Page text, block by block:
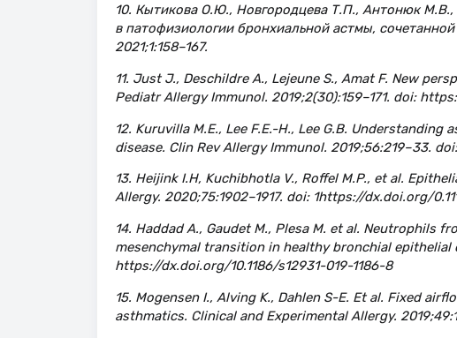
10. Кытикова О.Ю., Новгородцева Т.П., Антонюк
в патофизиологии бронхиальной астмы,
2021;1:158–167.
11. Just J., Deschildre A., Lejeune S., Amat F. New
Pediatr Allergy Immunol. 2019;2(30):159–171. doi:
12. Kuruvilla M.E., Lee F.E.-H., Lee G.B.
disease. Clin Rev Allergy Immunol. 2019;56:219–33.
13. Heijink I.H, Kuchibhotla V., Roffel M.P., et al.
Allergy. 2020;75:1902–1917. doi: 1https://dx.doi.org/
14. Haddad A., Gaudet M., Plesa M. et al. Neutrophils
mesenchymal transition in healthy bronchial epithelial
https://dx.doi.org/10.1186/s12931-019-1186-8
15. Mogensen I., Alving K., Dahlen S-E. Et al. Fixed
asthmatics. Clinical and Experimental Allergy.